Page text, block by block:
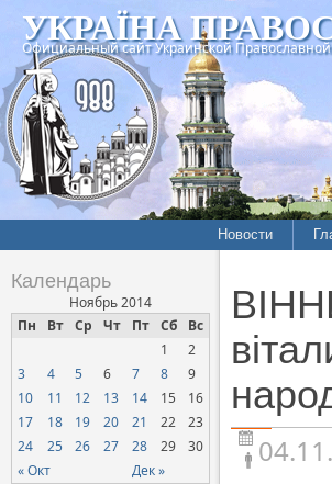
УКРАЇНА
Официальный сайт Украинской
Новости
отношения
Нарушения прав
верующих
Официальная
Расколы, ереси,
СОЦИАЛЬНОЕ
Календарь
Ноябрь 2014
Пн
Вт Ср Чт Пт Сб Вс
« Окт Дек »
1
2
3
4 5 6 7 8
9
10
11 12 13 14 15
16
17
18 19 20 21 22
23
24
25 26 27 28 29 30